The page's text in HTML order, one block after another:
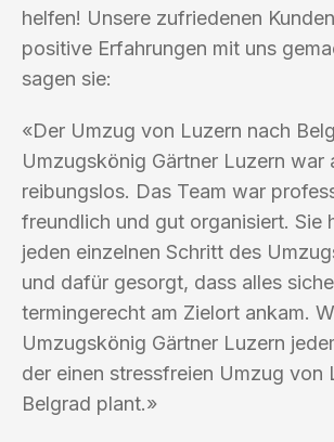
helfen! Unsere zufriedenen
positive Erfahrungen mit uns
sagen sie:
«Der Umzug von Luzern nach
Umzugskönig Gärtner Luzern war
reibungslos. Das Team war
freundlich und gut organisiert. Sie
jeden einzelnen Schritt des
und dafür gesorgt, dass alles
termingerecht am Zielort ankam.
Umzugskönig Gärtner Luzern
der einen stressfreien Umzug von
Belgrad plant.»